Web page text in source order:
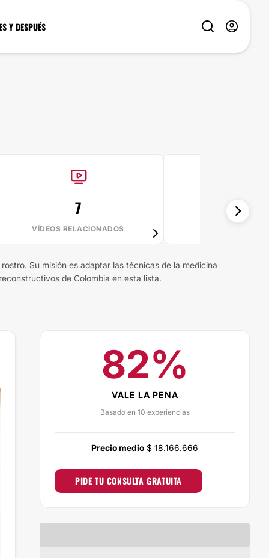
Y DESPUÉS
7
VÍDEOS RELACIONADOS
82%
Su misión es adaptar las técnicas de la medicina
de Colombia en esta lista.
82%
VALE LA PENA
Basado en 10 experiencias
Precio medio $ 18.166.666
PIDE TU CONSULTA GRATUITA